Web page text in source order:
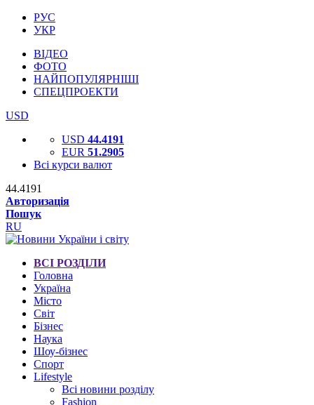
РУС
УКР
ВІДЕО
ФОТО
НАЙПОПУЛЯРНІШІ
СПЕЦПРОЕКТИ
USD
USD 44.4191
EUR 51.2905
Всі курси валют
44.4191
Авторизація
Пошук
RU
ВСІ РОЗДІЛИ
Головна
Україна
Місто
Світ
Бізнес
Наука
Шоу-бізнес
Спорт
Lifestyle
Всі новини розділу
Fashion